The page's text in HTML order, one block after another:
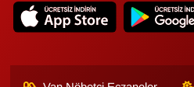
SAĞLIK